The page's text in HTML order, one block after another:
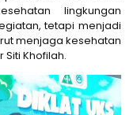
lingkungan
tetapi menjadi
menjaga kesehatan
Khofilah.